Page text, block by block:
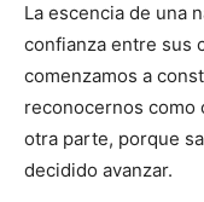
La escencia de una
confianza entre sus
comenzamos a
reconocernos como
otra parte, porque
decidido avanzar.